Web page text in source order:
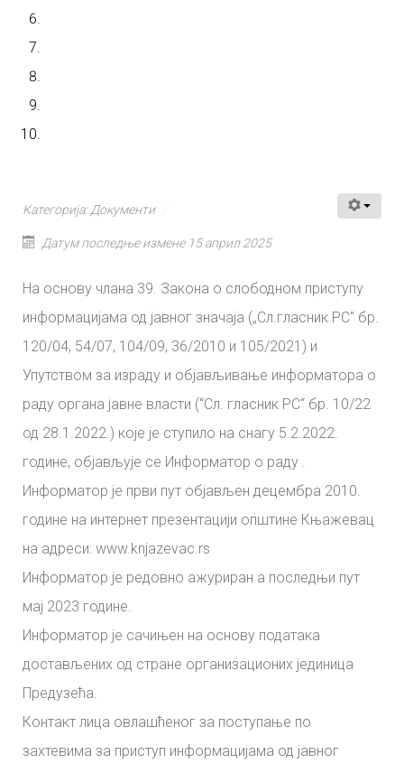
Категорија: Документи
Датум последње измене 15 април 2025
На основу члана 39. Закона о слободном приступу
информацијама од јавног значаја („Сл.гласник РС" бр.
120/04, 54/07, 104/09, 36/2010 и 105/2021) и
Упутством за израду и објављивање информатора о
раду органа јавне власти (“Сл. гласник РС“ бр. 10/22
од 28.1.2022.) које је ступило на снагу 5.2.2022.
године, објављује се Информатор о раду .
Информатор је први пут објављен децембра 2010.
године на интернет презентацији општине Књажевац
на адреси: www.knjazevac.rs
Информатор је редовно ажуриран а последњи пут
мај 2023 године.
Информатор је сачињен на основу података
достављених од стране организационих јединица
Предузећа.
Контакт лица овлашћеног за поступање по
захтевима за приступ информацијама од јавног